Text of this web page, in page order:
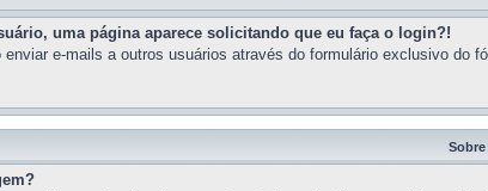
uma página aparece solicitando que eu faça o login?!
enviar e-mails a outros usuários através do formulário exclusivo
Sobre